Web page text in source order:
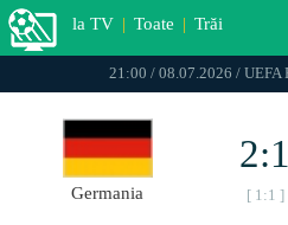
la TV | Toate | Trăi
21:00 / 08.07.2026 / UEFA
Germania
2:1
[ 1:1 ]